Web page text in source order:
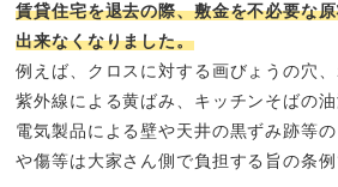
賃貸住宅を退去の際、敷金を不必要な
出来なくなりました。
例えば、クロスに対する画びょうの穴
紫外線による黄ばみ、キッチンそばの油
電気製品による壁や天井の黒ずみ跡等
や傷等は大家さん側で負担する旨の条例